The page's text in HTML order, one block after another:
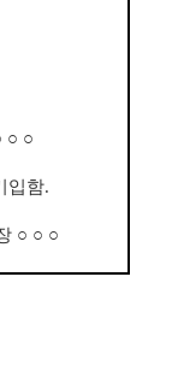
○ ○
입함.
○ ○ ○